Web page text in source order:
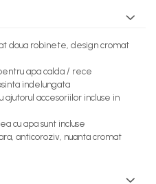
doua robinete, design cromat
apa calda / rece
indelungata
accesoriilor incluse in
cu apa sunt incluse
anticoroziv, nuanta cromat